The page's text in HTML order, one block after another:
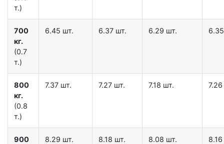
т.)
700
кг.
(0.7
т.)
6.45 шт. 6.37 шт. 6.29 шт.
800
кг.
(0.8
т.)
7.37 шт. 7.27 шт. 7.18 шт.
900
8.29 шт. 8.18 шт. 8.08 шт.